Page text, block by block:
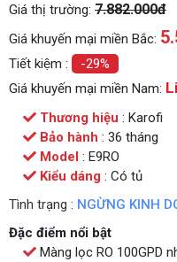
Giá thị trường: 7.882.000đ
Giá khuyến mại miền Bắc:
Tiết kiệm :
-29%
Giá khuyến mại miền Nam:
Thương hiệu : Karofi
Bảo hành : 36 tháng
Model : E9RO
Kiểu dáng : Có tủ
Tình trạng : NGỪNG KINH
Đặc điểm nổi bật
Màng lọc RO 100GPD